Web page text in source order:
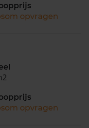
opvragen
opvragen